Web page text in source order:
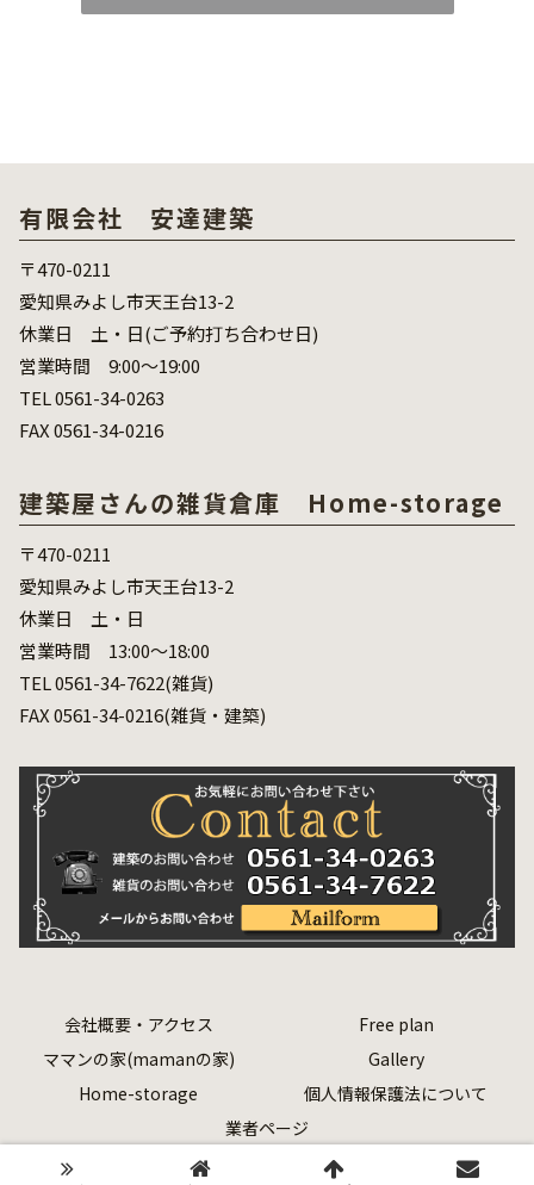
有限会社 安達建築
〒470-0211
愛知県みよし市天王台13-2
休業日 土・日(ご予約打ち合わせ日)
営業時間 9:00～19:00
TEL 0561-34-0263
FAX 0561-34-0216
建築屋さんの雑貨倉庫 Home-storage
〒470-0211
愛知県みよし市天王台13-2
休業日 土・日
営業時間 13:00～18:00
TEL 0561-34-7622(雑貨)
FAX 0561-34-0216(雑貨・建築)
会社概要・アクセス
Free plan
ママンの家(mamanの家)
Gallery
Home-storage
個人情報保護法について
業者ページ
Copyright © 2020 有限会社 安達建築 All Rights Reserved.